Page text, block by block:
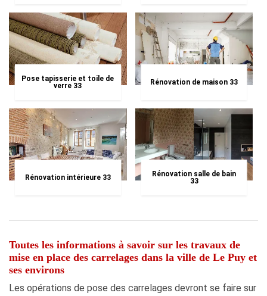
Pose tapisserie et toile de
verre 33
Rénovation de maison 33
Rénovation intérieure 33
Rénovation salle de bain
33
Toutes les informations à savoir sur les travaux de
mise en place des carrelages dans la ville de Le Puy et
ses environs
Les opérations de pose des carrelages devront se faire sur